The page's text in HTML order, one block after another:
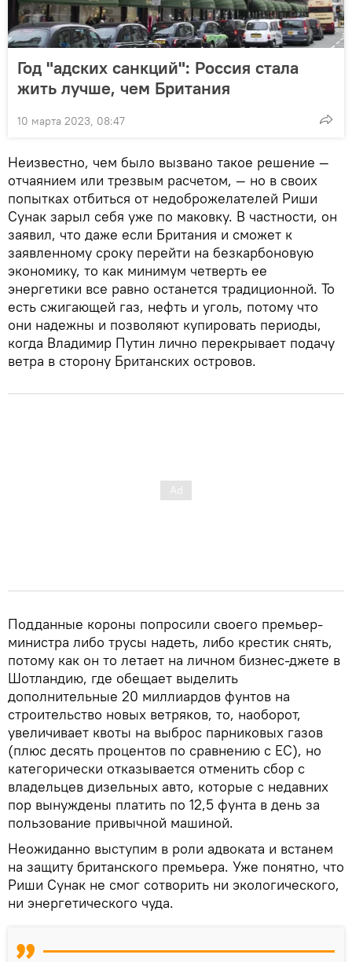
Год "адских санкций": Россия стала
жить лучше, чем Британия
10 марта 2023, 08:47
Неизвестно, чем было вызвано такое решение —
отчаянием или трезвым расчетом, — но в своих
попытках отбиться от недоброжелателей Риши
Сунак зарыл себя уже по маковку. В частности, он
заявил, что даже если Британия и сможет к
заявленному сроку перейти на безкарбоновую
экономику, то как минимум четверть ее
энергетики все равно останется традиционной. То
есть сжигающей газ, нефть и уголь, потому что
они надежны и позволяют купировать периоды,
когда Владимир Путин лично перекрывает подачу
ветра в сторону Британских островов.
Подданные короны попросили своего премьер-
министра либо трусы надеть, либо крестик снять,
потому как он то летает на личном бизнес-джете в
Шотландию, где обещает выделить
дополнительные 20 миллиардов фунтов на
строительство новых ветряков, то, наоборот,
увеличивает квоты на выброс парниковых газов
(плюс десять процентов по сравнению с ЕС), но
категорически отказывается отменить сбор с
владельцев дизельных авто, которые с недавних
пор вынуждены платить по 12,5 фунта в день за
пользование привычной машиной.
Неожиданно выступим в роли адвоката и встанем
на защиту британского премьера. Уже понятно, что
Риши Сунак не смог сотворить ни экологического,
ни энергетического чуда.